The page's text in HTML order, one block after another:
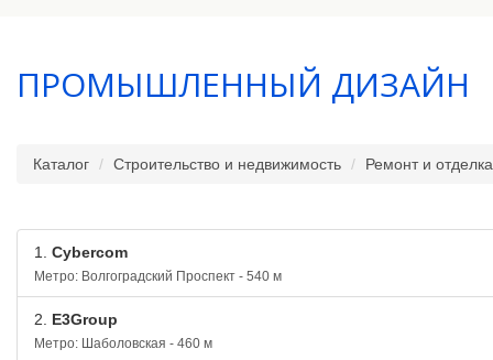
ПРОМЫШЛЕННЫЙ ДИЗАЙН
Каталог Строительство и недвижимость Ремонт и отделка
1. Cybercom
Метро: Волгоградский Проспект - 540 м
2. E3Group
Метро: Шаболовская - 460 м